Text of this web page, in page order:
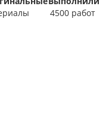
4500 работ